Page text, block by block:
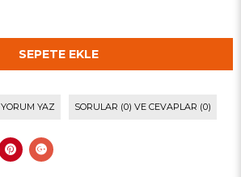
YORUM YAZ SORULAR (0) VE CEVAPLAR (0)